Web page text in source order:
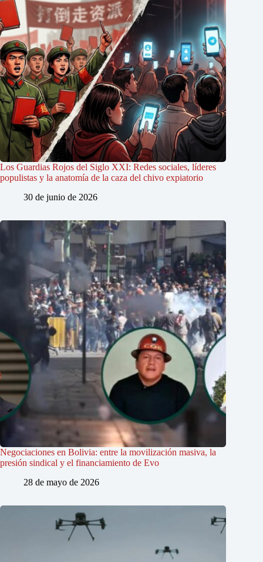
Los Guardias Rojos del Siglo XXI: Redes sociales, líderes
populistas y la anatomía de la caza del chivo expiatorio
30 de junio de 2026
Negociaciones en Bolivia: entre la movilización masiva, la
presión sindical y el financiamiento de Evo
28 de mayo de 2026